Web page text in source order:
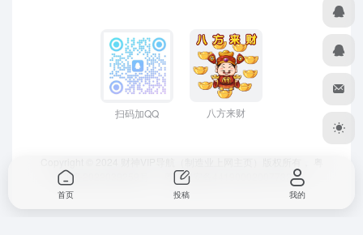
扫码加QQ 八方来财
ICP备2022039259号
、 粤公网安备44190002007732号
首页 投稿 我的